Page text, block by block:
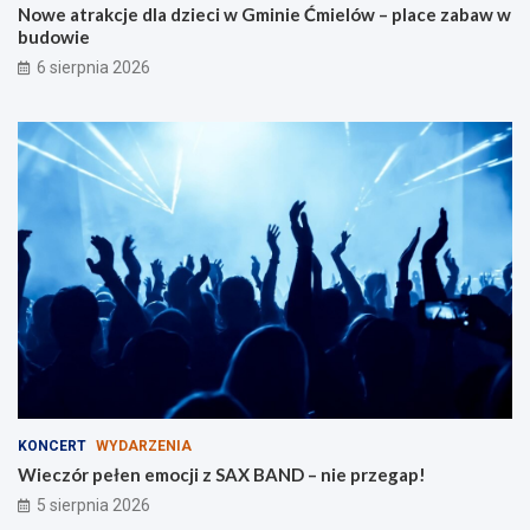
l
a
r
z
i
n
i
e
Nowe atrakcje dla dzieci w Gminie Ćmielów – place zabaw w
budowie
6 sierpnia 2026
KONCERT WYDARZENIA
Wieczór pełen emocji z SAX BAND – nie przegap!
5 sierpnia 2026